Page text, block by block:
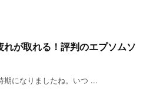
が取れる！評判のエプソムソ
期になりましたね。いつ ...